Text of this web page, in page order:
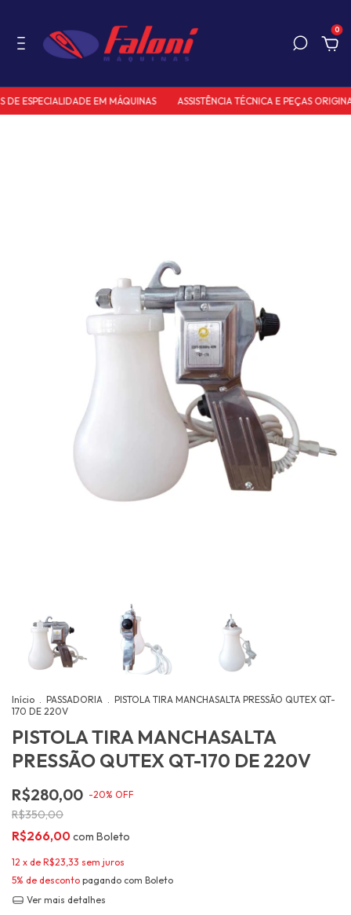
0
ESPECIALIDADE EM MÁQUINAS ASSISTÊNCIA TÉCNICA E PEÇAS
Início . PASSADORIA . PISTOLA TIRA MANCHASALTA PRESSÃO QUTEX QT-
170 DE 220V
PISTOLA TIRA MANCHASALTA
PRESSÃO QUTEX QT-170 DE 220V
R$280,00 -20% OFF
R$350,00
R$266,00com Boleto
12 x de R$23,33 sem juros
5% de desconto pagando com Boleto
Ver mais detalhes